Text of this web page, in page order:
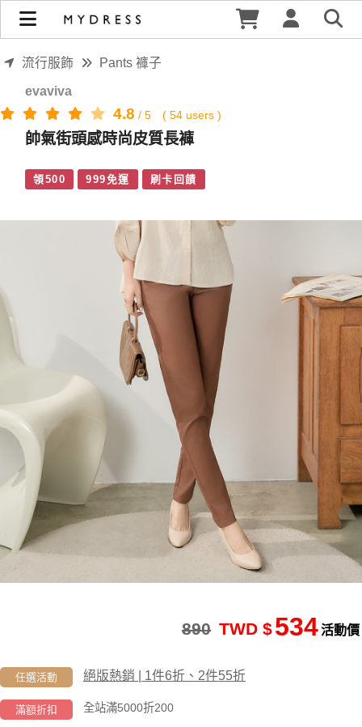
帥氣街頭感時尚皮質長褲 | MYDRESS 時裳韓風
流行服飾 Pants 褲子
evaviva
4.8 / 5 ( 54 users )
帥氣街頭感時尚皮質長褲
領500 999免運 刷卡回饋
活動價
534
TWD $
890
任選活動 絕版熱銷 | 1件6折、2件55折
滿額折扣 全站滿5000折200